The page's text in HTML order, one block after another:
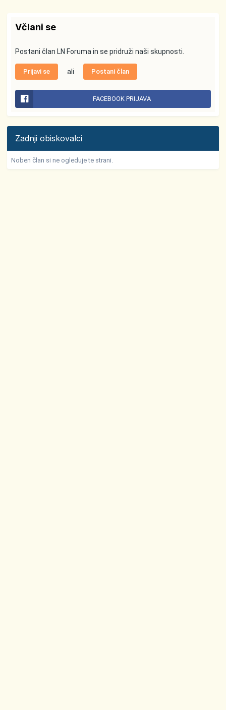
Včlani se
Postani član LN Foruma in se pridruži naši skupnosti.
Prijavi se ali Postani član
FACEBOOK PRIJAVA
Zadnji obiskovalci
Noben član si ne ogleduje te strani.